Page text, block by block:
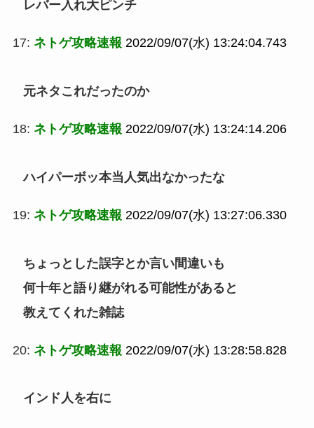
レバー入れ大ピンチ
17: ネトゲ攻略速報 2022/09/07(水) 13:24:04.743
元ネタこれだったのか
18: ネトゲ攻略速報 2022/09/07(水) 13:24:14.206
ハイパーボッ本当人気出なかったな
19: ネトゲ攻略速報 2022/09/07(水) 13:27:06.330
ちょっとした誤字とか言い間違いも
何十年と語り継がれる可能性があると
教えてくれた雑誌
20: ネトゲ攻略速報 2022/09/07(水) 13:28:58.828
インド人を右に